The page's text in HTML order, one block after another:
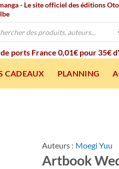
- Le site officiel des éditions
ports France 0,01€ pour 35€
CADEAUX PLANNING
Auteurs : Moegi Yuu
Artbook